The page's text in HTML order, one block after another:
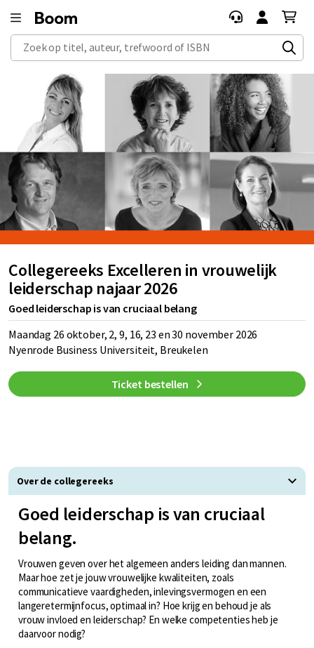
Zoek op titel, auteur, trefwoord of ISBN
Collegereeks Excelleren in vrouwelijk
leiderschap najaar 2026
Goed leiderschap is van cruciaal belang
Maandag 26 oktober, 2, 9, 16, 23 en 30 november 2026
Nyenrode Business Universiteit, Breukelen
Ticket bestellen
Over de collegereeks
Goed leiderschap is van cruciaal
belang.
Vrouwen geven over het algemeen anders leiding dan mannen.
Maar hoe zet je jouw vrouwelijke kwaliteiten, zoals
communicatieve vaardigheden, inlevingsvermogen en een
langeretermijnfocus, optimaal in? Hoe krijg en behoud je als
vrouw invloed en leiderschap? En welke competenties heb je
daarvoor nodig?